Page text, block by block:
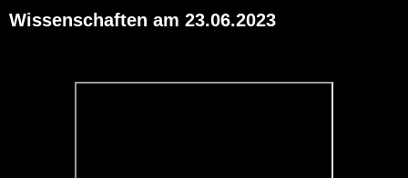
Wissenschaften am 23.06.2023